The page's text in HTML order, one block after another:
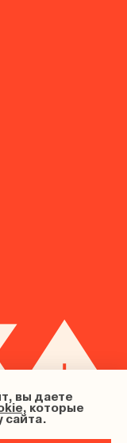
вы даете
, которые
сайта.